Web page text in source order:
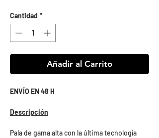
Cantidad *
Añadir al Carrito
ENVÍO EN 48 H
Descripción
Pala de gama alta con la última tecnología